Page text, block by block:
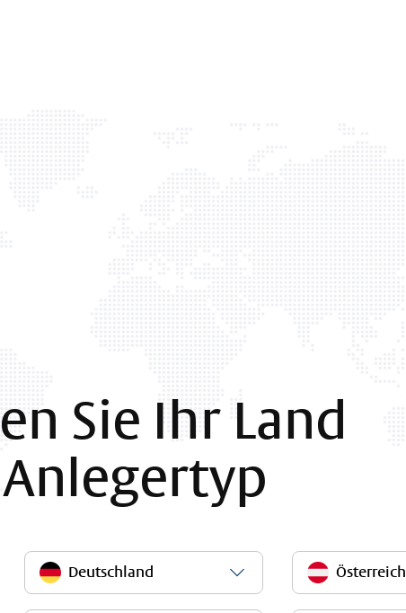
Sie Ihr Land
Deutschland Österreich